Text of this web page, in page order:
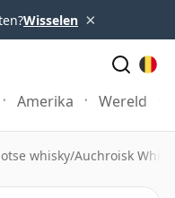
Wisselen ×
Amerika Wereld
whisky/Auchroisk